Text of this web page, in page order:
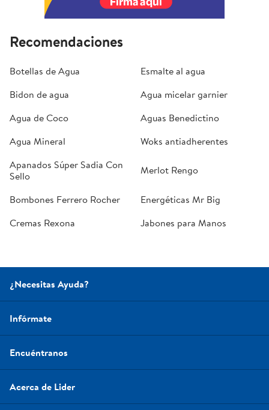
Recomendaciones
Botellas de Agua
Esmalte al agua
Bidon de agua
Agua micelar garnier
Agua de Coco
Aguas Benedictino
Agua Mineral
Woks antiadherentes
Apanados Súper Sadia Con
Sello
Merlot Rengo
Bombones Ferrero Rocher
Energéticas Mr Big
Cremas Rexona
Jabones para Manos
¿Necesitas Ayuda?
Infórmate
Encuéntranos
Acerca de Lider